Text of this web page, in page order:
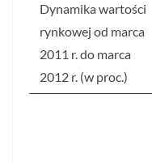
Dynamika wartości
rynkowej od marca
2011 r. do marca
2012 r. (w proc.)